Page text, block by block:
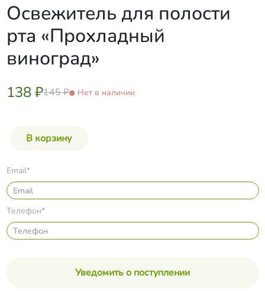
Освежитель для полости
рта «Прохладный
виноград»
138 ₽145 ₽ Нет в наличии
Email*
Телефон*
Уведомить о поступлении